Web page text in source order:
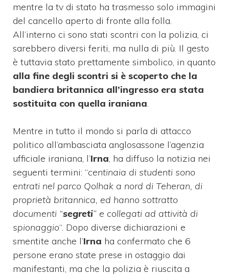
mentre la tv di stato ha trasmesso solo immagini
del cancello aperto di fronte alla folla.
All’interno ci sono stati scontri con la polizia, ci
sarebbero diversi feriti, ma nulla di più. Il gesto
è tuttavia stato prettamente simbolico, in quanto
alla fine degli scontri si è scoperto che la
bandiera britannica all’ingresso era stata
sostituita con quella iraniana.
Mentre in tutto il mondo si parla di attacco
politico all’ambasciata anglosassone l’agenzia
ufficiale iraniana, l’Irna, ha diffuso la notizia nei
seguenti termini: “centinaia di studenti sono
entrati nel parco Qolhak a nord di Teheran, di
proprietà britannica, ed hanno sottratto
documenti “segreti” e collegati ad attività di
spionaggio“. Dopo diverse dichiarazioni e
smentite anche l’Irna ha confermato che 6
persone erano state prese in ostaggio dai
manifestanti, ma che la polizia è riuscita a